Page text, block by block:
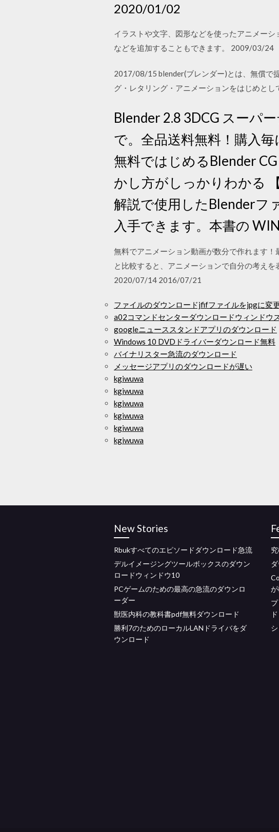
2020/01/02
イラストや文字、図形などを使ったアニメー
などを追加することもできます。 2009/03/24
2017/08/15 blender(ブレンダー)とは、無償で
グ・レタリング・アニメーションをはじめとし
Blender 2.8 3DCG スーパ
で。全品送料無料！購入
無料ではじめるBlender
かし方がしっかりわかる
解説で使用したBlenderフ
入手できます。本書の
無料でアニメーション動画が数分で作れます
と比較すると、アニメーションで自分の考え
2020/07/14 2016/07/21
ファイルのダウンロードjfifファイルをjpgに変
a02コマンドセンターダウンロードウィンドウ
googleニューススタンドアプリのダウンロード
Windows 10 DVDドライバーダウンロード無料
バイナリスター急流のダウンロード
メッセージアプリのダウンロードが遅い
kgiwuwa
kgiwuwa
kgiwuwa
kgiwuwa
kgiwuwa
kgiwuwa
New Stories
Rbukすべてのエピソードダウンロード急流
デルイメージングツールボックスのダウン
ロードウィンドウ10
PCゲームのための最高の急流のダウンロ
ーダー
獣医内科の教科書pdf無料ダウンロード
勝利7のためのローカルLANドライバをダ
ウンロード
ド